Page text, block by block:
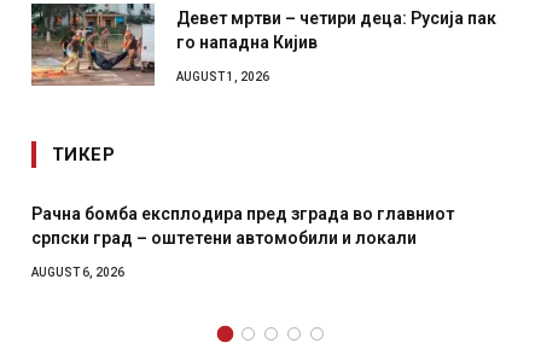
Девет мртви – четири деца: Русија пак
го нападна Кијив
AUGUST 1, 2026
ТИКЕР
Рачна бомба експлодира пред зграда во главниот
српски град – оштетени автомобили и локали
AUGUST 6, 2026